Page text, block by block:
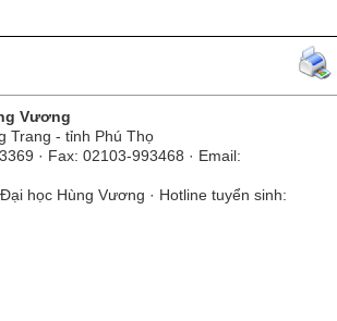
Vương
Trang - tỉnh Phú Thọ
· Fax: 02103-993468 · Email:
học Hùng Vương · Hotline tuyển sinh: